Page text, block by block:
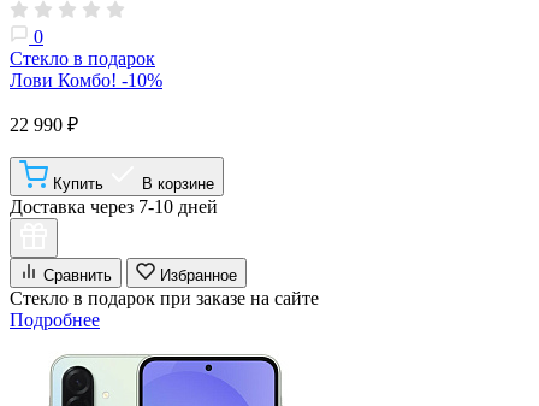
0
Стекло в подарок
Лови Комбо! -10%
22 990 ₽
Купить В корзине
Доставка через 7-10 дней
Сравнить Избранное
Стекло в подарок при заказе на сайте
Подробнее